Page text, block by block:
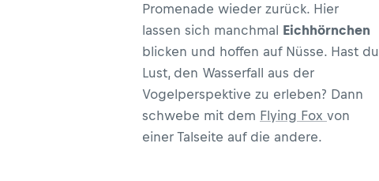
Promenade wieder zurück. Hier
lassen sich manchmal Eichhörnchen
blicken und hoffen auf Nüsse. Hast du
Lust, den Wasserfall aus der
Vogelperspektive zu erleben? Dann
schwebe mit dem Flying Fox von
einer Talseite auf die andere.